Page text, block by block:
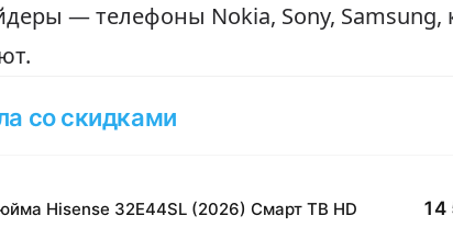
— телефоны Nokia, Sony, Samsung,
со скидками
Hisense 32E44SL (2026) Смарт ТВ HD 14